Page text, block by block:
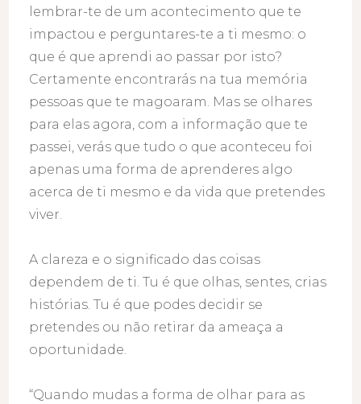
lembrar-te de um acontecimento que te
impactou e perguntares-te a ti mesmo: o
que é que aprendi ao passar por isto?
Certamente encontrarás na tua memória
pessoas que te magoaram. Mas se olhares
para elas agora, com a informação que te
passei, verás que tudo o que aconteceu foi
apenas uma forma de aprenderes algo
acerca de ti mesmo e da vida que pretendes
viver.
A clareza e o significado das coisas
dependem de ti. Tu é que olhas, sentes, crias
histórias. Tu é que podes decidir se
pretendes ou não retirar da ameaça a
oportunidade.
“Quando mudas a forma de olhar para as